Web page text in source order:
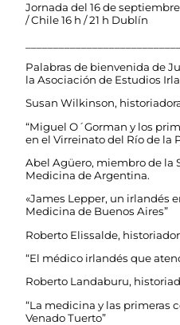
Jornada del 16 de
/ Chile 16 h / 21 h Dublín
Palabras de bienvenida de
la Asociación de Estudios
Susan Wilkinson,
“Miguel O´Gorman y los
en el Virreinato del Río de la
Abel Agüero, miembro de la
Medicina de Argentina.
«James Lepper, un irlandés
Medicina de Buenos Aires”
Roberto Elissalde,
“El médico irlandés que
Roberto Landaburu,
“La medicina y las primeras
Venado Tuerto”